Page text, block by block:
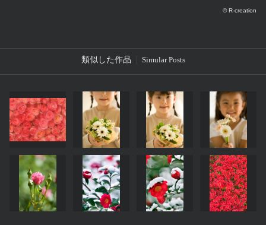
© R-creation
類似した作品 Simular Posts